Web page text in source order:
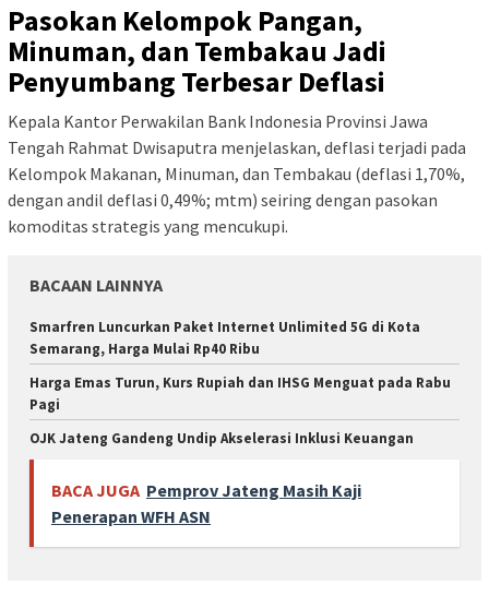
Pasokan Kelompok Pangan,
Minuman, dan Tembakau Jadi
Penyumbang Terbesar Deflasi
Kepala Kantor Perwakilan Bank Indonesia Provinsi Jawa
Tengah Rahmat Dwisaputra menjelaskan, deflasi terjadi pada
Kelompok Makanan, Minuman, dan Tembakau (deflasi 1,70%,
dengan andil deflasi 0,49%; mtm) seiring dengan pasokan
komoditas strategis yang mencukupi.
BACAAN LAINNYA
Smarfren Luncurkan Paket Internet Unlimited 5G di Kota
Semarang, Harga Mulai Rp40 Ribu
Harga Emas Turun, Kurs Rupiah dan IHSG Menguat pada Rabu
Pagi
OJK Jateng Gandeng Undip Akselerasi Inklusi Keuangan
BACA JUGA Pemprov Jateng Masih Kaji
Penerapan WFH ASN